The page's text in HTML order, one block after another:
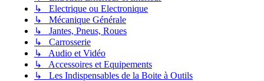
↳ Electrique ou Electronique
↳ Mécanique Générale
↳ Jantes, Pneus, Roues
↳ Carrosserie
↳ Audio et Vidéo
↳ Accessoires et Equipements
↳ Les Indispensables de la Boite à Outils